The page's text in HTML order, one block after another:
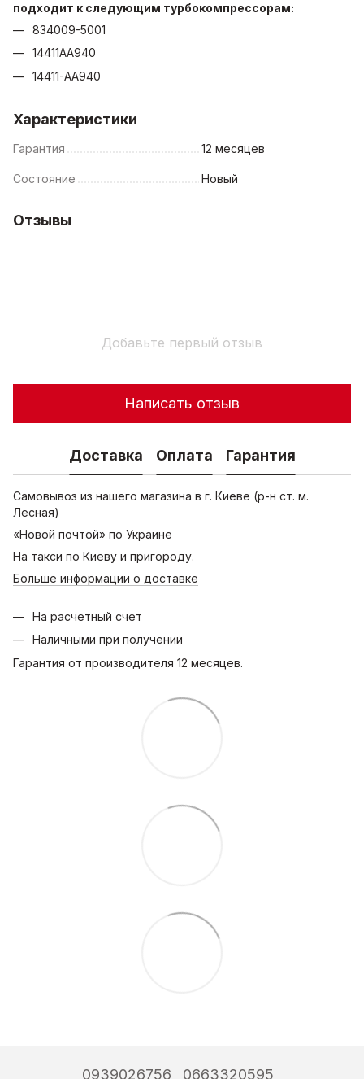
подходит к следующим турбокомпрессорам:
834009-5001
14411AA940
14411-AA940
Характеристики
Гарантия 12 месяцев
Состояние Новый
Отзывы
Добавьте первый отзыв
Написать отзыв
Доставка Оплата Гарантия
Самовывоз из нашего магазина в г. Киеве (р-н ст. м.
Лесная)
«Новой почтой» по Украине
На такси по Киеву и пригороду.
Больше информации о доставке
На расчетный счет
Наличными при получении
Гарантия от производителя 12 месяцев.
0939026756 0663320595